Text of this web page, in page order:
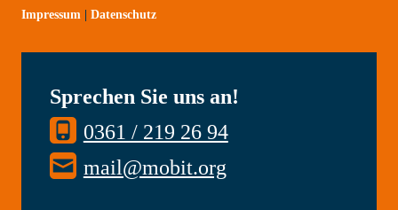
Impressum Datenschutz
Sprechen Sie uns an!
0361 / 219 26 94
mail@mobit.org